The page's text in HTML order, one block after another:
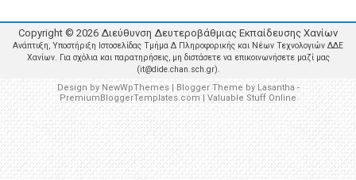
Copyright © 2026 Διεύθυνση Δευτεροβάθμιας Εκπαίδευσης Χανίων
Ανάπτυξη, Υποστήριξη Ιστοσελίδας Τμήμα Δ Πληροφορικής και Νέων Τεχνολογιών ΔΔΕ
Χανίων. Για σχόλια και παρατηρήσεις, μη διστάσετε να επικοινωνήσετε μαζί μας
(it@dide.chan.sch.gr).
Design byNewWpThemes| Blogger Theme byLasantha -
PremiumBloggerTemplates.com| Valuable Stuff Online